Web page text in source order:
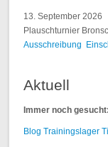
13. September 2026
Plauschturnier
Ausschreibung
Aktuell
Immer noch gesucht:
Blog Trainingslager